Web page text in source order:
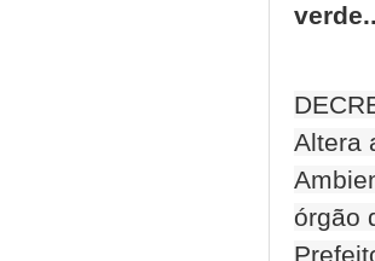
Altera
órgão